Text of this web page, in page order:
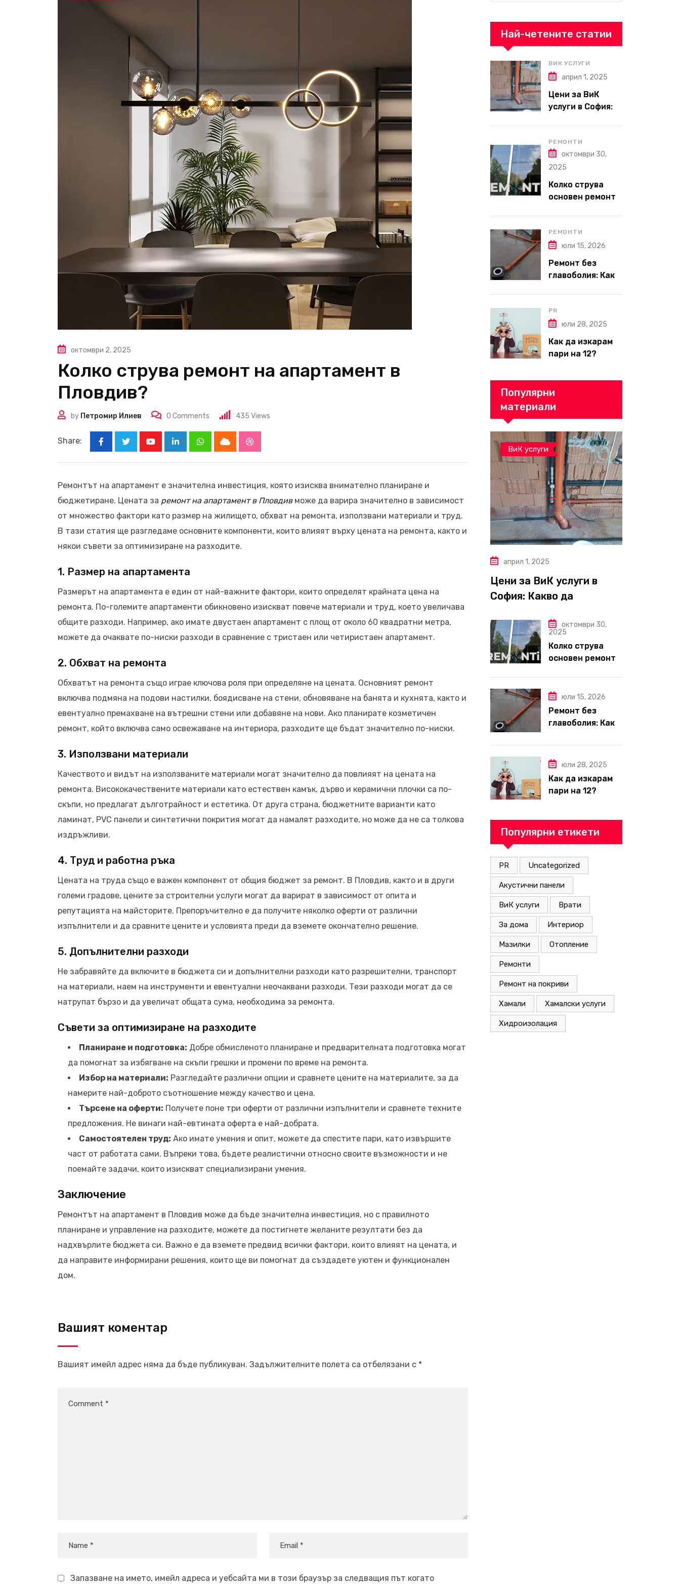
октомври 2, 2025
Колко струва ремонт на апартамент в
Пловдив?
by Петромир Илиев 0 Comments 435 Views
Share:
LinkedInWhatsappCloud StumbleUpon
Ремонтът на апартамент е значителна инвестиция, която изисква внимателно планиране и
бюджетиране. Цената за ремонт на апартамент в Пловдивможе да варира значително в зависимост
от множество фактори като размер на жилището, обхват на ремонта, използвани материали и труд.
В тази статия ще разгледаме основните компоненти, които влияят върху цената на ремонта, както и
някои съвети за оптимизиране на разходите.
1. Размер на апартамента
Размерът на апартамента е един от най-важните фактори, които определят крайната цена на
ремонта. По-големите апартаменти обикновено изискват повече материали и труд, което увеличава
общите разходи. Например, ако имате двустаен апартамент с площ от около 60 квадратни метра,
можете да очаквате по-ниски разходи в сравнение с тристаен или четиристаен апартамент.
2. Обхват на ремонта
Обхватът на ремонта също играе ключова роля при определяне на цената. Основният ремонт
включва подмяна на подови настилки, боядисване на стени, обновяване на банята и кухнята, както и
евентуално премахване на вътрешни стени или добавяне на нови. Ако планирате козметичен
ремонт, който включва само освежаване на интериора, разходите ще бъдат значително по-ниски.
3. Използвани материали
Качеството и видът на използваните материали могат значително да повлияят на цената на
ремонта. Висококачествените материали като естествен камък, дърво и керамични плочки са по-
скъпи, но предлагат дълготрайност и естетика. От друга страна, бюджетните варианти като
ламинат, PVC панели и синтетични покрития могат да намалят разходите, но може да не са толкова
издръжливи.
4. Труд и работна ръка
Цената на труда също е важен компонент от общия бюджет за ремонт. В Пловдив, както и в други
големи градове, цените за строителни услуги могат да варират в зависимост от опита и
репутацията на майсторите. Препоръчително е да получите няколко оферти от различни
изпълнители и да сравните цените и условията преди да вземете окончателно решение.
5. Допълнителни разходи
Не забравяйте да включите в бюджета си и допълнителни разходи като разрешителни, транспорт
на материали, наем на инструменти и евентуални неочаквани разходи. Тези разходи могат да се
натрупат бързо и да увеличат общата сума, необходима за ремонта.
Съвети за оптимизиране на разходите
Планиране и подготовка: Добре обмисленото планиране и предварителната подготовка могат
да помогнат за избягване на скъпи грешки и промени по време на ремонта.
Избор на материали: Разгледайте различни опции и сравнете цените на материалите, за да
намерите най-доброто съотношение между качество и цена.
Търсене на оферти: Получете поне три оферти от различни изпълнители и сравнете техните
предложения. Не винаги най-евтината оферта е най-добрата.
Самостоятелен труд: Ако имате умения и опит, можете да спестите пари, като извършите
част от работата сами. Въпреки това, бъдете реалистични относно своите възможности и не
поемайте задачи, които изискват специализирани умения.
Заключение
Ремонтът на апартамент в Пловдив може да бъде значителна инвестиция, но с правилното
планиране и управление на разходите, можете да постигнете желаните резултати без да
надхвърлите бюджета си. Важно е да вземете предвид всички фактори, които влияят на цената, и
да направите информирани решения, които ще ви помогнат да създадете уютен и функционален
дом.
Вашият коментар
Вашият имейл адрес няма да бъде публикуван. Задължителните полета са отбелязани с *
Запазване на името, имейл адреса и уебсайта ми в този браузър за следващия път когато
Най-четените статии
ВИК УСЛУГИ
април 1, 2025
Цени за ВиК
услуги в София:
2025 г.?
РЕМОНТИ
октомври 30,
2025
Колко струва
основен ремонт
пълен наръчник
за планиране и
бюджет
РЕМОНТИ
юли 15, 2026
Ремонт без
главоболия: Как
за вътрешни
ремонти във
Варна
PR
юли 28, 2025
Как да изкарам
пари на 12?
Популярни
материали
ВиК услуги
април 1, 2025
Цени за ВиК услуги в
София: Какво да
октомври 30,
2025
Колко струва
основен ремонт
пълен наръчник
за планиране и
бюджет
юли 15, 2026
Ремонт без
главоболия: Как
надеждна фирма
за вътрешни
ремонти във
Варна
юли 28, 2025
Как да изкарам
пари на 12?
Популярни етикети
PR Uncategorized
Акустични панели
ВиК услуги Врати
За дома Интериор
Мазилки Отопление
Ремонти
Ремонт на покриви
Хамали Хамалски услуги
Хидроизолация